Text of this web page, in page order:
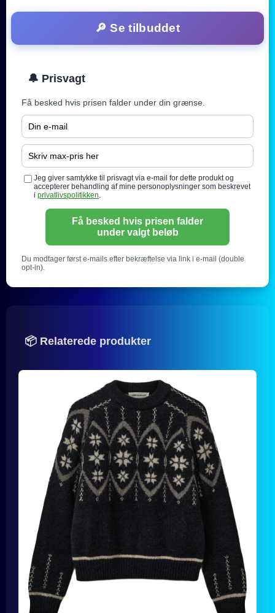
🔎 Se tilbuddet
🔔 Prisvagt
Få besked hvis prisen falder under din grænse.
Jeg giver samtykke til prisvagt via e-mail for dette produkt og
accepterer behandling af mine personoplysninger som beskrevet
i privatlivspolitikken.
Få besked hvis prisen falder
under valgt beløb
Du modtager først e-mails efter bekræftelse via link i e-mail (double
opt-in).
📦 Relaterede produkter